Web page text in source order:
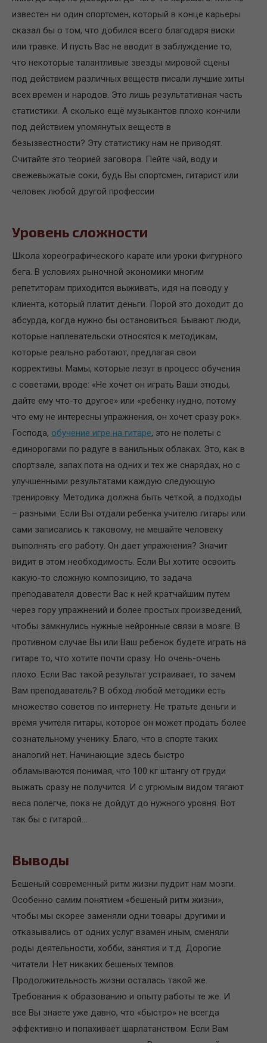
известен ни один спортсмен, который в конце карьеры
сказал бы о том, что добился всего благодаря виски
или травке. И пусть Вас не вводит в заблуждение то,
что некоторые талантливые звезды мировой сцены
под действием различных веществ писали лучшие хиты
всех времен и народов. Это лишь результативная часть
статистики. А сколько ещё музыкантов плохо кончили
под действием упомянутых веществ в
безызвестности? Эту статистику нам не приводят.
Считайте это теорией заговора. Пейте чай, воду и
свежевыжатые соки, будь Вы спортсмен, гитарист или
человек любой другой профессии
Уровень сложности
Школа хореографического карате или уроки фигурного
бега. В условиях рыночной экономики многим
репетиторам приходится выживать, идя на поводу у
клиента, который платит деньги. Порой это доходит до
абсурда, когда нужно бы остановиться. Бывают люди,
которые наплевательски относятся к методикам,
которые реально работают, предлагая свои
коррективы. Мамы, которые лезут в процесс обучения
с советами, вроде: «Не хочет он играть Ваши этюды,
дайте ему что-то другое» или «ребенку нудно, потому
что ему не интересны упражнения, он хочет сразу рок».
Господа, обучение игре на гитаре, это не полеты с
единорогами по радуге в ванильных облаках. Это, как в
спортзале, запах пота на одних и тех же снарядах, но с
улучшенными результатами каждую следующую
тренировку. Методика должна быть четкой, а подходы
– разными. Если Вы отдали ребенка учителю гитары или
сами записались к таковому, не мешайте человеку
выполнять его работу. Он дает упражнения? Значит
видит в этом необходимость. Если Вы хотите освоить
какую-то сложную композицию, то задача
преподавателя довести Вас к ней кратчайшим путем
через гору упражнений и более простых произведений,
чтобы замкнулись нужные нейронные связи в мозге. В
противном случае Вы или Ваш ребенок будете играть на
гитаре то, что хотите почти сразу. Но очень-очень
плохо. Если Вас такой результат устраивает, то зачем
Вам преподаватель? В обход любой методики есть
множество советов по интернету. Не тратьте деньги и
время учителя гитары, которое он может продать более
сознательному ученику. Благо, что в спорте таких
аналогий нет. Начинающие здесь быстро
обламываются понимая, что 100 кг штангу от груди
выжать сразу не получится. И с угрюмым видом тягают
веса полегче, пока не дойдут до нужного уровня. Вот
так бы с гитарой…
Выводы
Бешеный современный ритм жизни пудрит нам мозги.
Особенно самим понятием «бешеный ритм жизни»,
чтобы мы скорее заменяли одни товары другими и
отказывались от одних услуг взамен иным, сменяли
роды деятельности, хобби, занятия и т.д. Дорогие
читатели. Нет никаких бешеных темпов.
Продолжительность жизни осталась такой же.
Требования к образованию и опыту работы те же. И
все Вы знаете уже давно, что «быстро» не всегда
эффективно и попахивает шарлатанством. Если Вам